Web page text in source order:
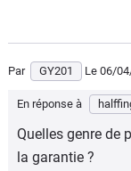
Par GY201 Le 06/
En réponse à
Quelles genre de
la garantie ?